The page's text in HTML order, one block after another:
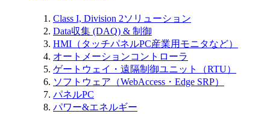
Class I, Division 2ソリューション
Data収集 (DAQ) & 制御
HMI（タッチパネルPC産業用モニタなど）
オートメーションコントローラ
ゲートウェイ・遠隔制御ユニット（RTU）
ソフトウェア（WebAccess・Edge SRP）
パネルPC
パワー&エネルギー